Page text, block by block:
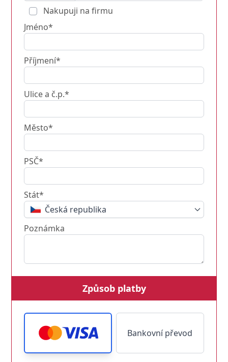
Nakupuji na firmu
Jméno*
Příjmení*
Ulice a č.p.*
Město*
PSČ*
Stát*
Česká republika
Poznámka
Způsob platby
Bankovní převod